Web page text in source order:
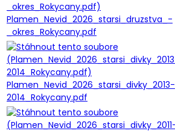
Plamen_Nevid_2026_starsi_druzstva_-
_okres_Rokycany.pdf
Plamen_Nevid_2026_starsi_divky_2013-
2014_Rokycany.pdf